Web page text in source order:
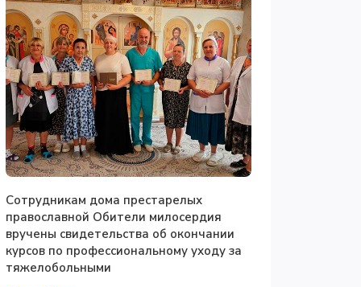
Сотрудникам дома престарелых
православной Обители милосердия
вручены свидетельства об окончании
курсов по профессиональному уходу за
тяжелобольными